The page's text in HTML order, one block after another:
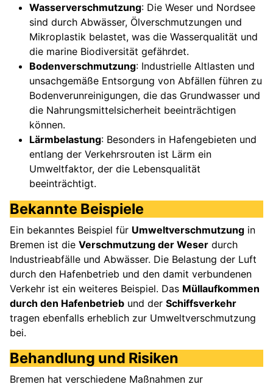
Wasserverschmutzung: Die Weser und Nordsee
sind durch Abwässer, Ölverschmutzungen und
Mikroplastik belastet, was die Wasserqualität und
die marine Biodiversität gefährdet.
Bodenverschmutzung: Industrielle Altlasten und
unsachgemäße Entsorgung von Abfällen führen zu
Bodenverunreinigungen, die das Grundwasser und
die Nahrungsmittelsicherheit beeinträchtigen
können.
Lärmbelastung: Besonders in Hafengebieten und
entlang der Verkehrsrouten ist Lärm ein
Umweltfaktor, der die Lebensqualität
beeinträchtigt.
Bekannte Beispiele
Ein bekanntes Beispiel für Umweltverschmutzung in
Bremen ist die Verschmutzung der Weser durch
Industrieabfälle und Abwässer. Die Belastung der Luft
durch den Hafenbetrieb und den damit verbundenen
Verkehr ist ein weiteres Beispiel. Das Müllaufkommen
durch den Hafenbetrieb und der Schiffsverkehr
tragen ebenfalls erheblich zur Umweltverschmutzung
bei.
Behandlung und Risiken
Bremen hat verschiedene Maßnahmen zur